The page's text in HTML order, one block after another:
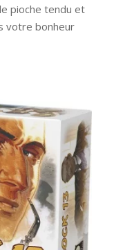
pioche tendu et
votre bonheur